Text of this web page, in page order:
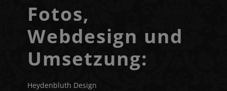
Fotos,
Webdesign und
Umsetzung:
Heydenbluth Design